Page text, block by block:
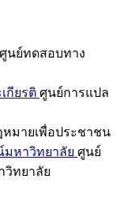
ศูนย์ทดสอบทาง
กียรติ ศูนย์การแปล
มายเพื่อประชาชน
มหาวิทยาลัย ศูนย์
วิทยาลัย